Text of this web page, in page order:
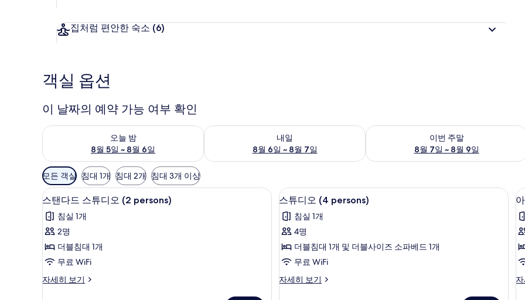
집처럼 편안한 숙소 (6)
객실 옵션
이 날짜의 예약 가능 여부 확인
오늘 밤
8월 5일 ~ 8월 6일
오늘 밤 예약 가능 여부 확인, 8월 5일 ~ 8월 6일
내일
8월 6일 ~ 8월 7일
내일 예약 가능 여부 확인, 8월 6일 ~ 8월 7일
이번 주말
8월 7일 ~ 8월 9일
이번 주말 예약 가능 여부 확인, 8월 7
객
실
에
사
용
가
능
한
필
터
모든 객실 침대 1개 침대 2개 침대 3개 이상
스
탠
다
드
스
디
스탠다드 스튜디오 (2 persons) | 노트북 작업 공간, 방음 설비, 무료 WiFi, 침대 시트
10
스탠다드 스튜디오 (2 persons)
침실 1개
2명
더블침대 1개
무료 WiFi
자세히 보기
스
스
튜
디
오
(4
persons)
사
스튜디오 (4 persons) | 노트북 작업 공
10
스튜디오 (4 persons)
침실 1개
4명
더블침대 1개 및 더블사이즈 소파베드 1개
무료 WiFi
자세히 보기
스
아